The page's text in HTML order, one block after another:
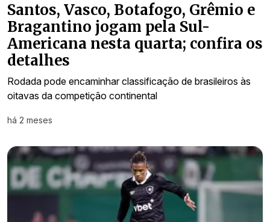
Santos, Vasco, Botafogo, Grêmio e
Bragantino jogam pela Sul-
Americana nesta quarta; confira os
detalhes
Rodada pode encaminhar classificação de brasileiros às
oitavas da competição continental
há 2 meses